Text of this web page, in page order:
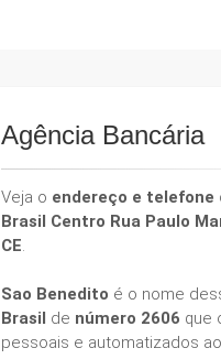
Agência Bancária
Veja o endereço e telefone
Brasil Centro Rua Paulo
CE.
Sao Benedito é o nome
Brasil de número 2606 que
pessoais e automatizados